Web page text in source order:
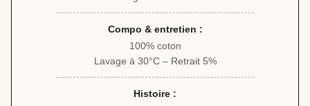
Compo & entretien :
100% coton
Lavage à 30°C – Retrait 5%
Histoire :